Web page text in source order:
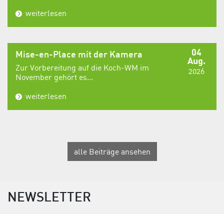
weiterlesen
04
Aug.
2026
Mise-en-Place mit der Kamera
Zur Vorbereitung auf die Koch-WM im
November gehört es...
weiterlesen
alle Beiträge ansehen
NEWSLETTER